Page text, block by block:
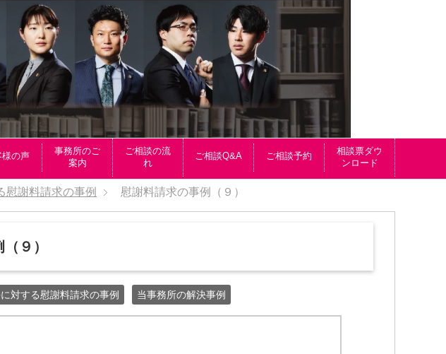
様の声
事務所のご
案内
ご相談の流
れ
ご相談Q&A ご相談予約
相談票ダウ
ンロード
慰謝料請求の事例 慰謝料請求の事例（９）
９）
対する慰謝料請求の事例 当事務所の解決事例